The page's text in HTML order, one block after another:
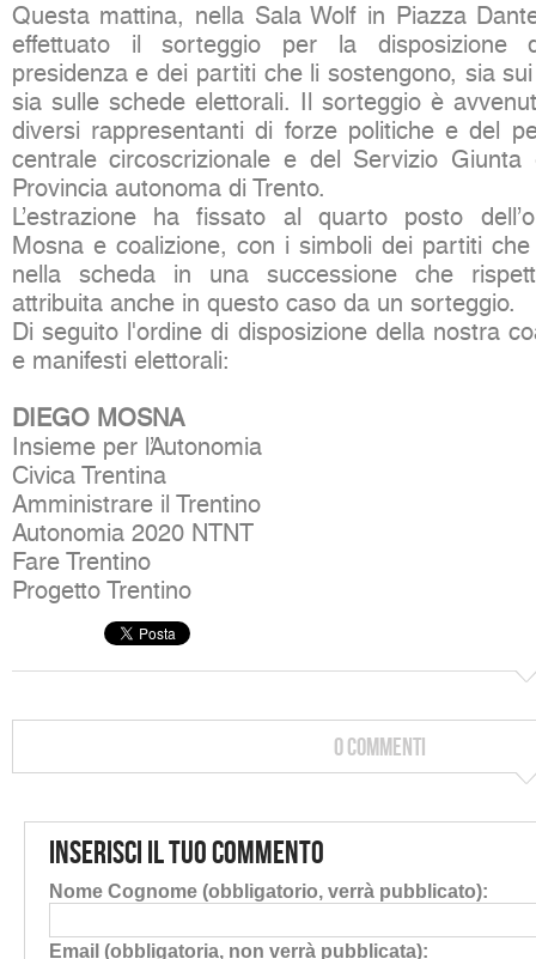
Questa mattina, nella Sala Wolf in Piazza
effettuato il sorteggio per la disposizione
presidenza e dei partiti che li sostengono, sia
sia sulle schede elettorali. Il sorteggio è
diversi rappresentanti di forze politiche e del
centrale circoscrizionale e del Servizio Giunta
Provincia autonoma di Trento.
L’estrazione ha fissato al quarto posto
Mosna e coalizione, con i simboli dei partiti
nella scheda in una successione che
attribuita anche in questo caso da un sorteggio.
Di seguito l'ordine di disposizione della nostra
e manifesti elettorali:
DIEGO MOSNA
Insieme per l’Autonomia
Civica Trentina
Amministrare il Trentino
Autonomia 2020 NTNT
Fare Trentino
Progetto Trentino
0 Commenti
Inserisci il tuo commento
Nome Cognome (obbligatorio, verrà pubblicato):
Email (obbligatoria, non verrà pubblicata):